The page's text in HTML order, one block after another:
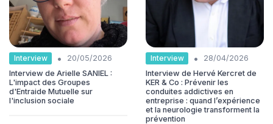
Interview •
20/05/2026
Interview de Arielle SANIEL :
L'impact des Groupes
d'Entraide Mutuelle sur
l'inclusion sociale
Interview •
28/04/2026
Interview de Hervé Kercret de
KER & Co : Prévenir les
conduites addictives en
entreprise : quand l’expérience
et la neurologie transforment la
prévention